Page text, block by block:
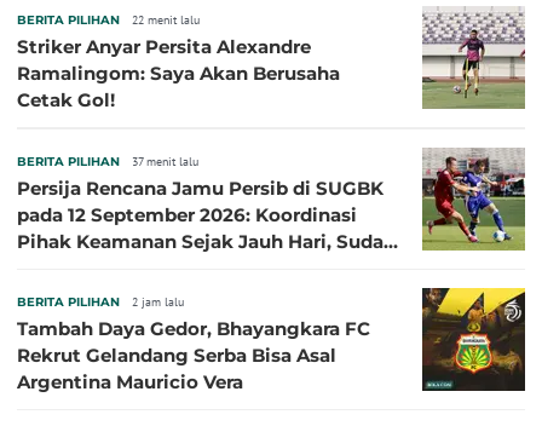
BERITA PILIHAN 22 menit lalu
Striker Anyar Persita Alexandre
Ramalingom: Saya Akan Berusaha
Cetak Gol!
BERITA PILIHAN 37 menit lalu
Persija Rencana Jamu Persib di SUGBK
pada 12 September 2026: Koordinasi
Pihak Keamanan Sejak Jauh Hari, Sudah
BERITA PILIHAN 2 jam lalu
Tambah Daya Gedor, Bhayangkara FC
Rekrut Gelandang Serba Bisa Asal
Argentina Mauricio Vera